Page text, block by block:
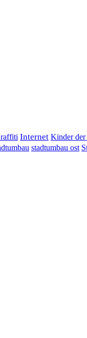
Internet Kinder der
stadtumbau ost